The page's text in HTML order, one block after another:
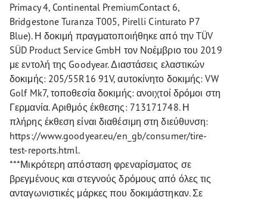
Primacy 4, Continental PremiumContact 6,
Bridgestone Turanza T005, Pirelli Cinturato P7
Blue). Η δοκιμή πραγματοποιήθηκε από την TÜV
SÜD Product Service GmbH τον Νοέμβριο του 2019
με εντολή της Goodyear. Διαστάσεις ελαστικών
δοκιμής: 205/55R16 91V, αυτοκίνητο δοκιμής: VW
Golf Mk7, τοποθεσία δοκιμής: ανοιχτοί δρόμοι στη
Γερμανία. Αριθμός έκθεσης: 713171748. Η
πλήρης έκθεση είναι διαθέσιμη στη διεύθυνση:
https://www.goodyear.eu/en_gb/consumer/tire-
test-reports.html.
***Μικρότερη απόσταση φρεναρίσματος σε
βρεγμένους και στεγνούς δρόμους από όλες τις
ανταγωνιστικές μάρκες που δοκιμάστηκαν. Σε